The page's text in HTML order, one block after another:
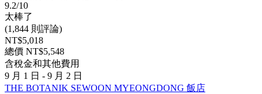
9.2/10
太棒了
(1,844 則評論)
NT$5,018
總價 NT$5,548
含稅金和其他費用
9 月 1 日 - 9 月 2 日
THE BOTANIK SEWOON MYEONGDONG 飯店